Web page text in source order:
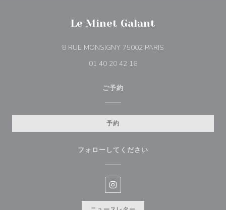
Le Minet Galant
8 RUE MONSIGNY 75002 PARIS
01 40 20 42 16
ご予約
予約
フォローしてください
Instagram ((新しいウィンドウ